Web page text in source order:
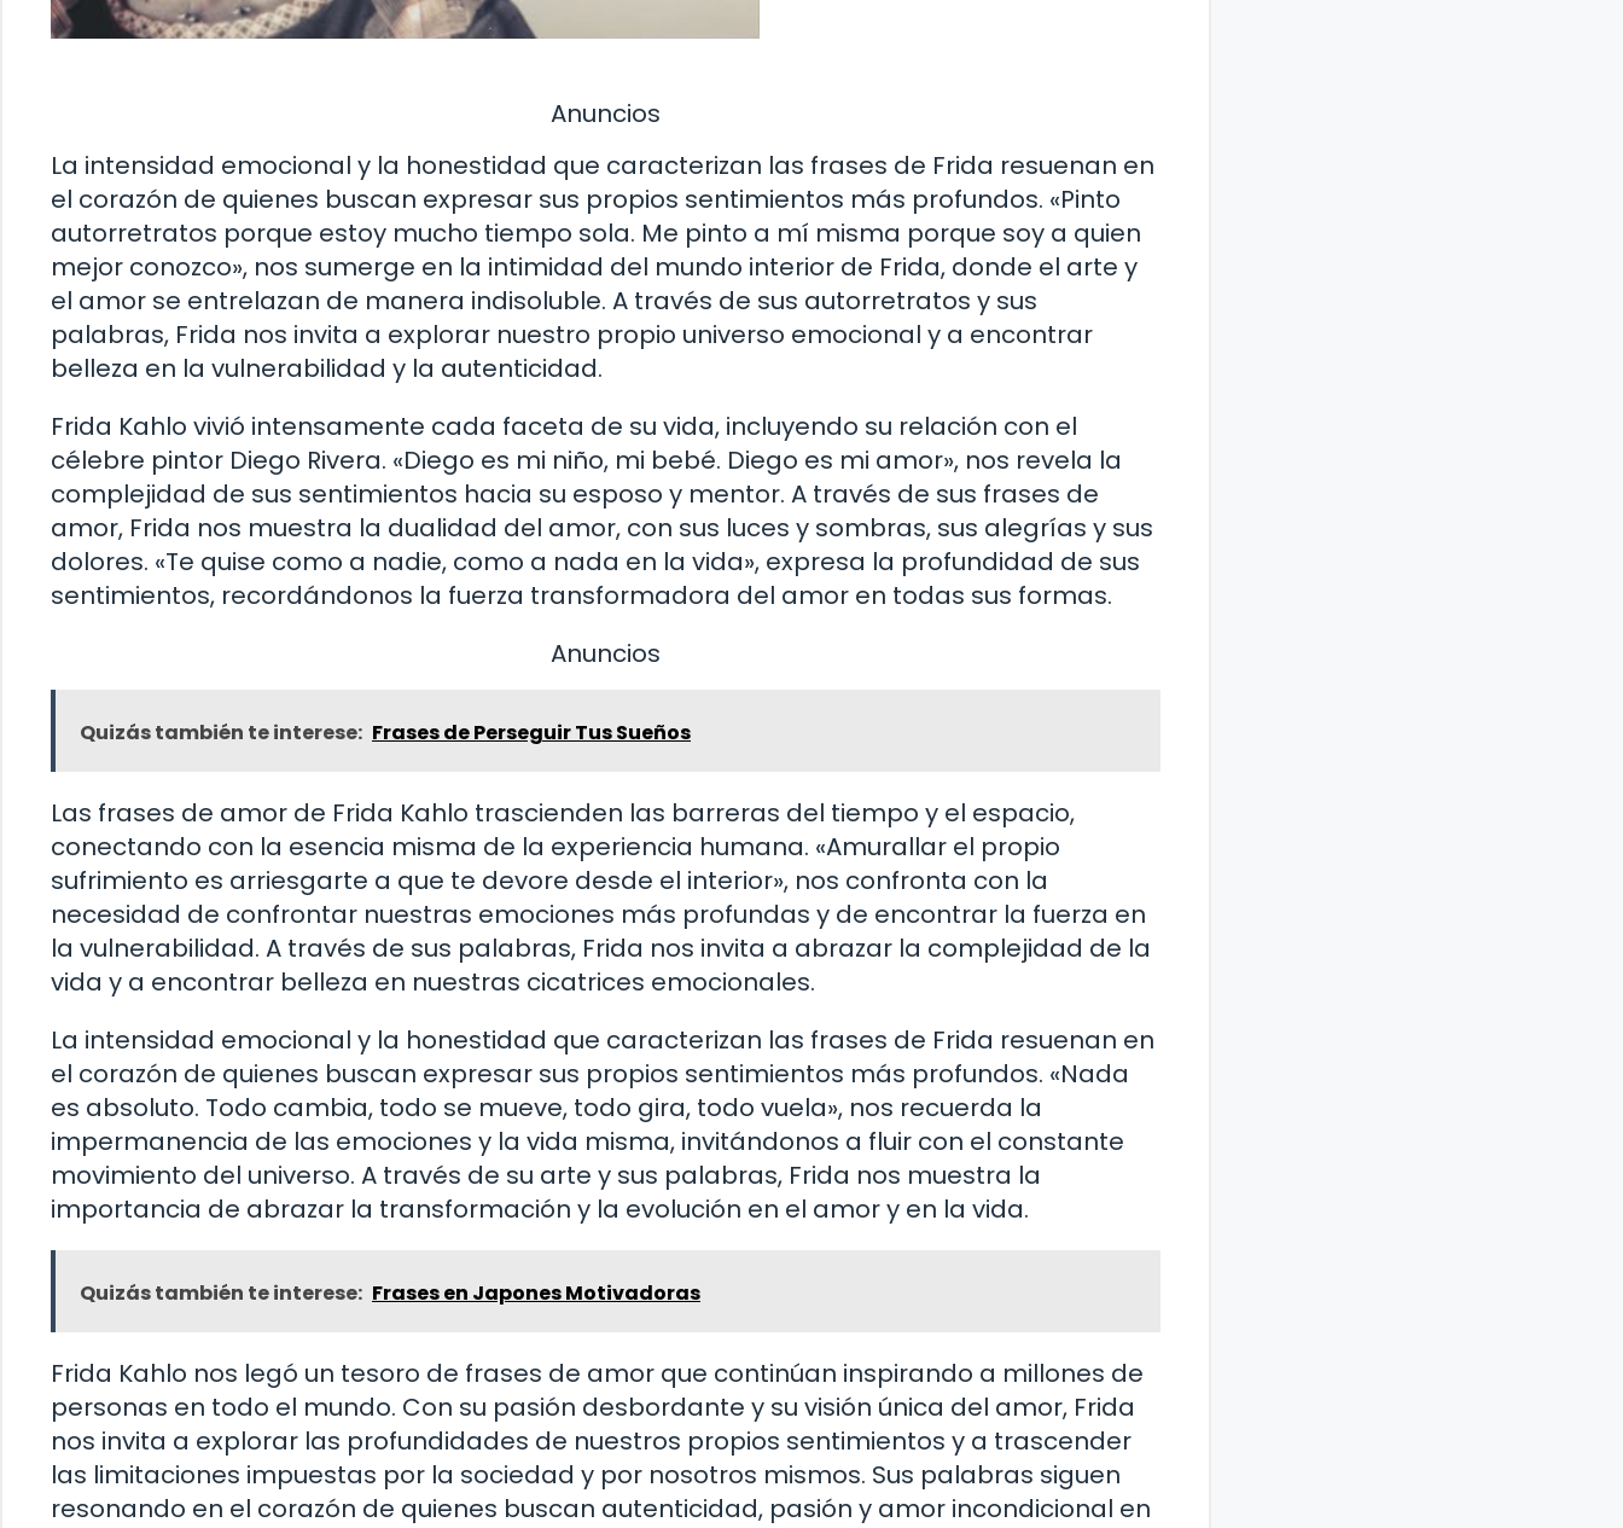
Anuncios
La intensidad emocional y la honestidad que caracterizan las frases de Frida resuenan en
el corazón de quienes buscan expresar sus propios sentimientos más profundos. «Pinto
autorretratos porque estoy mucho tiempo sola. Me pinto a mí misma porque soy a quien
mejor conozco», nos sumerge en la intimidad del mundo interior de Frida, donde el arte y
el amor se entrelazan de manera indisoluble. A través de sus autorretratos y sus
palabras, Frida nos invita a explorar nuestro propio universo emocional y a encontrar
belleza en la vulnerabilidad y la autenticidad.
Frida Kahlo vivió intensamente cada faceta de su vida, incluyendo su relación con el
célebre pintor Diego Rivera. «Diego es mi niño, mi bebé. Diego es mi amor», nos revela la
complejidad de sus sentimientos hacia su esposo y mentor. A través de sus frases de
amor, Frida nos muestra la dualidad del amor, con sus luces y sombras, sus alegrías y sus
dolores. «Te quise como a nadie, como a nada en la vida», expresa la profundidad de sus
sentimientos, recordándonos la fuerza transformadora del amor en todas sus formas.
Anuncios
Quizás también te interese: Frases de Perseguir Tus Sueños
Las frases de amor de Frida Kahlo trascienden las barreras del tiempo y el espacio,
conectando con la esencia misma de la experiencia humana. «Amurallar el propio
sufrimiento es arriesgarte a que te devore desde el interior», nos confronta con la
necesidad de confrontar nuestras emociones más profundas y de encontrar la fuerza en
la vulnerabilidad. A través de sus palabras, Frida nos invita a abrazar la complejidad de la
vida y a encontrar belleza en nuestras cicatrices emocionales.
La intensidad emocional y la honestidad que caracterizan las frases de Frida resuenan en
el corazón de quienes buscan expresar sus propios sentimientos más profundos. «Nada
es absoluto. Todo cambia, todo se mueve, todo gira, todo vuela», nos recuerda la
impermanencia de las emociones y la vida misma, invitándonos a fluir con el constante
movimiento del universo. A través de su arte y sus palabras, Frida nos muestra la
importancia de abrazar la transformación y la evolución en el amor y en la vida.
Quizás también te interese: Frases en Japones Motivadoras
Frida Kahlo nos legó un tesoro de frases de amor que continúan inspirando a millones de
personas en todo el mundo. Con su pasión desbordante y su visión única del amor, Frida
nos invita a explorar las profundidades de nuestros propios sentimientos y a trascender
las limitaciones impuestas por la sociedad y por nosotros mismos. Sus palabras siguen
resonando en el corazón de quienes buscan autenticidad, pasión y amor incondicional en